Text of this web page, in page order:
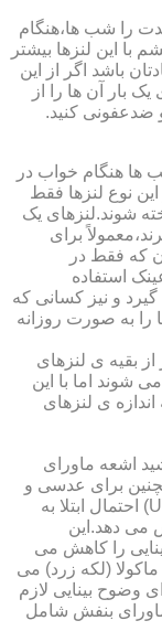
را شب ها،هنگام
این لنزها بیشتر
باشد اگر از این
بار آن ها را از
کنید.
ها هنگام خواب در
نوع لنزها فقط
شوند.لنزهای یک
برای
که فقط در
استفاده
و نیز کسانی که
را به صورت روزانه
از بقیه ی لنزهای
شوند اما با این
ی لنزهای
اشعه ماورای
برای عدسی و
قرنیه چشم مضراست.اشعه ماورای بنفش (UV) احتمال ابتلا به
می دهد.این
را کاهش می
(لکه زرد) می
وضوح بینایی لازم
بنفش شامل